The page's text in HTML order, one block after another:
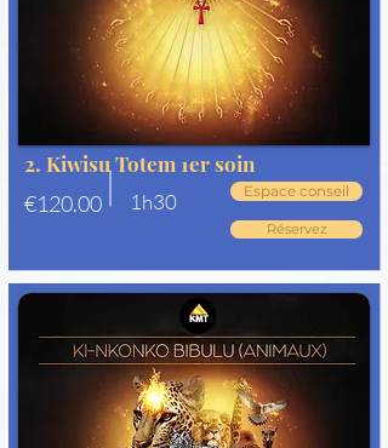
2. Kiwisu Totem 1er soin
€120.00
1h30 Espace conseil
Réservez